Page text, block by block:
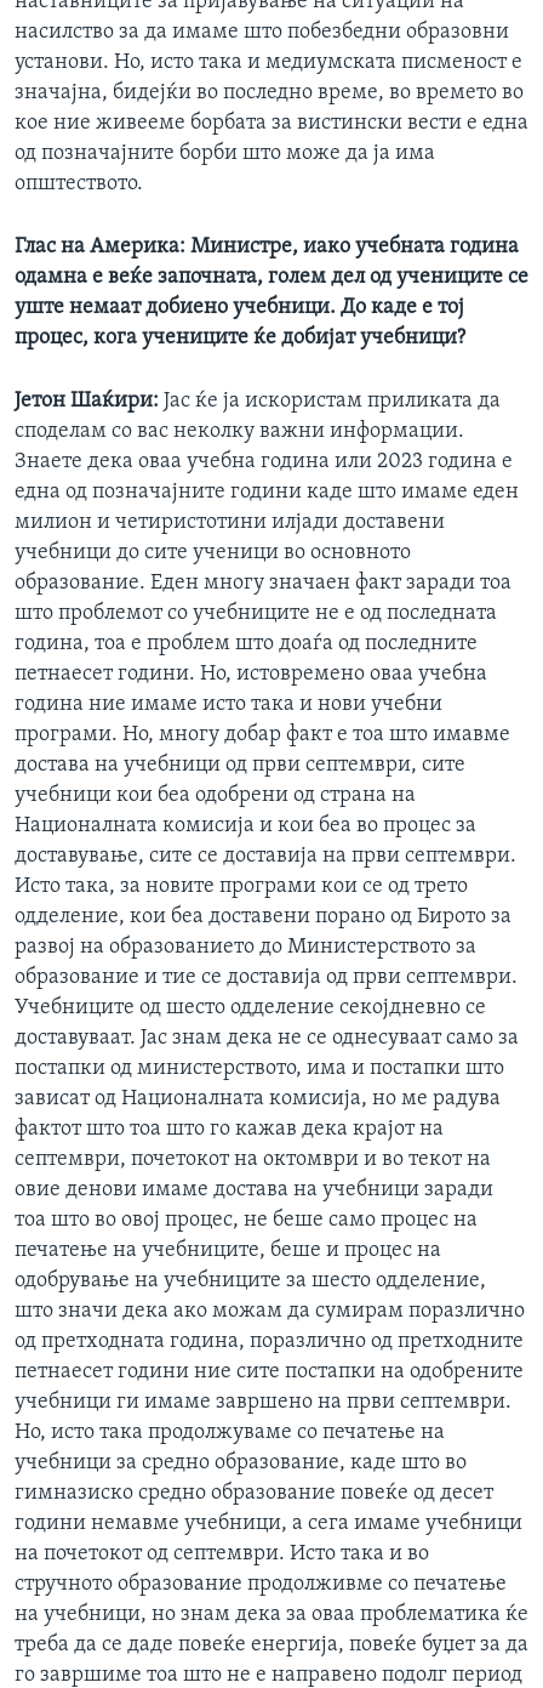
насилство за да имаме што побезбедни образовни
установи. Но, исто така и медиумската писменост е
значајна, бидејќи во последно време, во времето во
кое ние живееме борбата за вистински вести е една
од позначајните борби што може да ја има
општеството.
Глас на Америка: Министре, иако учебната година
одамна е веќе започната, голем дел од учениците се
уште немаат добиено учебници. До каде е тој
процес, кога учениците ќе добијат учебници?
Јетон Шаќири: Јас ќе ја искористам приликата да
споделам со вас неколку важни информации.
Знаете дека оваа учебна година или 2023 година е
една од позначајните години каде што имаме еден
милион и четиристотини илјади доставени
учебници до сите ученици во основното
образование. Еден многу значаен факт заради тоа
што проблемот со учебниците не е од последната
година, тоа е проблем што доаѓа од последните
петнаесет години. Но, истовремено оваа учебна
година ние имаме исто така и нови учебни
програми. Но, многу добар факт е тоа што имавме
достава на учебници од први септември, сите
учебници кои беа одобрени од страна на
Националната комисија и кои беа во процес за
доставување, сите се доставија на први септември.
Исто така, за новите програми кои се од трето
одделение, кои беа доставени порано од Бирото за
развој на образованието до Министерството за
образование и тие се доставија од први септември.
Учебниците од шесто одделение секојдневно се
доставуваат. Јас знам дека не се однесуваат само за
постапки од министерството, има и постапки што
зависат од Националната комисија, но ме радува
фактот што тоа што го кажав дека крајот на
септември, почетокот на октомври и во текот на
овие денови имаме достава на учебници заради
тоа што во овој процес, не беше само процес на
печатење на учебниците, беше и процес на
одобрување на учебниците за шесто одделение,
што значи дека ако можам да сумирам поразлично
од претходната година, поразлично од претходните
петнаесет години ние сите постапки на одобрените
учебници ги имаме завршено на први септември.
Но, исто така продолжуваме со печатење на
учебници за средно образование, каде што во
гимназиско средно образование повеќе од десет
години немавме учебници, а сега имаме учебници
на почетокот од септември. Исто така и во
стручното образование продолживме со печатење
на учебници, но знам дека за оваа проблематика ќе
треба да се даде повеќе енергија, повеќе буџет за да
го завршиме тоа што не е направено подолг период